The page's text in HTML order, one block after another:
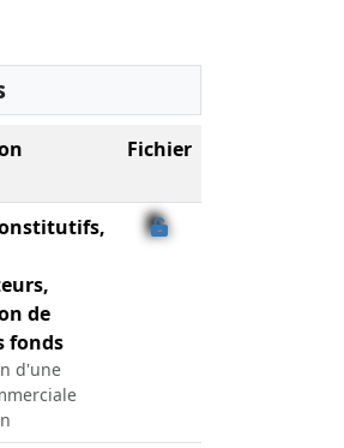
Fichier
de
fonds
d'une